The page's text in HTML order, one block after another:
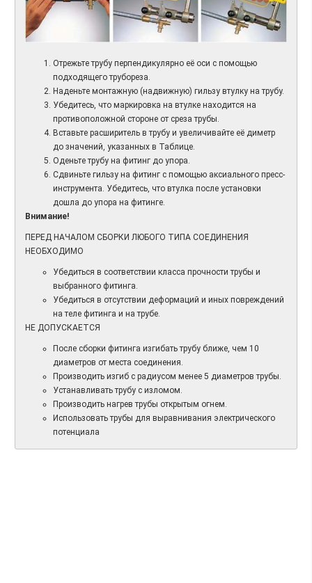
Отрежьте трубу перпендикулярно её оси с помощью
подходящего трубореза.
Наденьте монтажную (надвижную) гильзу втулку на трубу.
Убедитесь, что маркировка на втулке находится на
противоположной стороне от среза трубы.
Вставьте расширитель в трубу и увеличивайте её диметр
до значений, указанных в Таблице.
Оденьте трубу на фитинг до упора.
Сдвиньте гильзу на фитинг с помощью аксиального пресс-
инструмента. Убедитесь, что втулка после установки
дошла до упора на фитинге.
Внимание!
ПЕРЕД НАЧАЛОМ СБОРКИ ЛЮБОГО ТИПА СОЕДИНЕНИЯ
НЕОБХОДИМО
Убедиться в соответствии класса прочности трубы и
выбранного фитинга.
Убедиться в отсутствии деформаций и иных повреждений
на теле фитинга и на трубе.
НЕ ДОПУСКАЕТСЯ
После сборки фитинга изгибать трубу ближе, чем 10
диаметров от места соединения.
Производить изгиб с радиусом менее 5 диаметров трубы.
Устанавливать трубу с изломом.
Производить нагрев трубы открытым огнем.
Использовать трубы для выравнивания электрического
потенциала